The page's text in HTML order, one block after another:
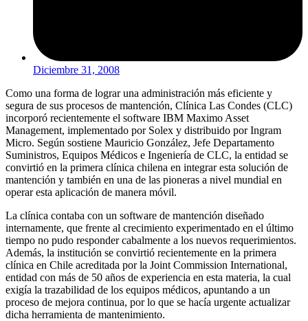
Diciembre 31, 2008
Como una forma de lograr una administración más eficiente y
segura de sus procesos de mantención, Clínica Las Condes (CLC)
incorporó recientemente el software IBM Maximo Asset
Management, implementado por Solex y distribuido por Ingram
Micro. Según sostiene Mauricio González, Jefe Departamento
Suministros, Equipos Médicos e Ingeniería de CLC, la entidad se
convirtió en la primera clínica chilena en integrar esta solución de
mantención y también en una de las pioneras a nivel mundial en
operar esta aplicación de manera móvil.
La clínica contaba con un software de mantención diseñado
internamente, que frente al crecimiento experimentado en el último
tiempo no pudo responder cabalmente a los nuevos requerimientos.
Además, la institución se convirtió recientemente en la primera
clínica en Chile acreditada por la Joint Commission International,
entidad con más de 50 años de experiencia en esta materia, la cual
exigía la trazabilidad de los equipos médicos, apuntando a un
proceso de mejora continua, por lo que se hacía urgente actualizar
dicha herramienta de mantenimiento.